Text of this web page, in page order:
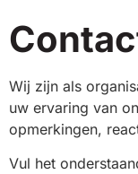
Wij zijn als
uw ervaring van
opmerkingen,
Vul het